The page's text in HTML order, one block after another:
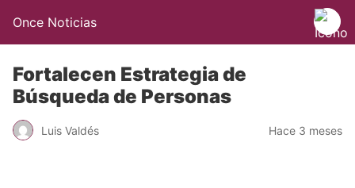
Once Noticias
Fortalecen Estrategia de
Búsqueda de Personas
Luis Valdés Hace 3 meses